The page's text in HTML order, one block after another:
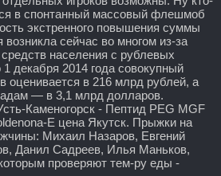
в спонтанный массовый флешмоб
экстренного повышения суммы
возникла сейчас во многом из-за
населения с рублевых
декабря 2014 года совокупный
оценивается в 216 млрд рублей, а
— в 3,1 млрд долларов.
Каменогорск - Пептид PEG MGF
E цена Якутск. Прыжки на
Михаил Назаров, Евгений
Данил Садреев, Илья Маньков,
проверяют тем-ру еды -